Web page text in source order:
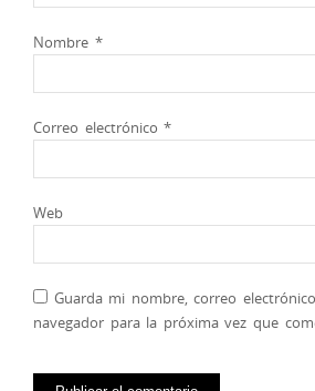
Nombre *
Correo electrónico*
Web
Guarda mi nombre, correo
navegador para la próxima vez que